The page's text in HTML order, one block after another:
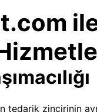
tedarik zincirinin